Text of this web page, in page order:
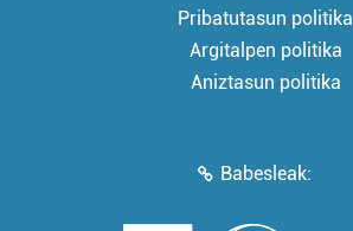
Pribatutasun politika
Argitalpen politika
Aniztasun politika
Babesleak: